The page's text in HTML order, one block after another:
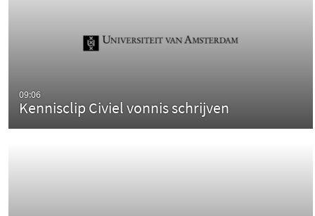
09:06
Kennisclip Civiel vonnis schrijven